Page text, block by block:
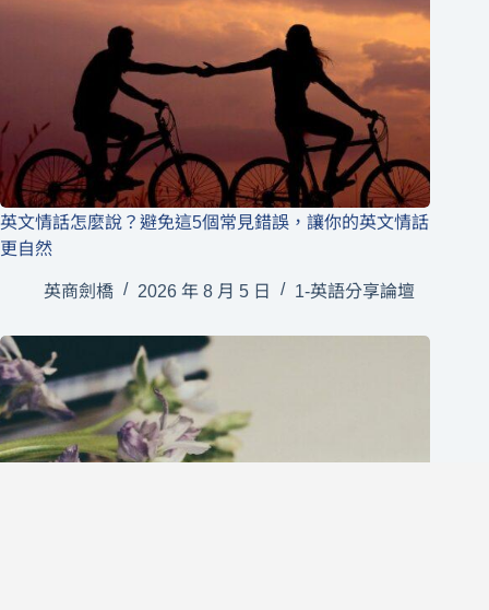
英文情話怎麼說？避免這5個常見錯誤，讓你的英文情話
更自然
英商劍橋 2026 年 8 月 5 日 1-英語分享論壇